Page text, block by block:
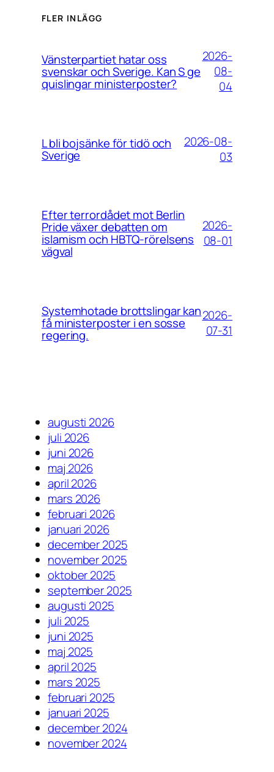
FLER INLÄGG
Vänsterpartiet hatar oss
svenskar och Sverige. Kan S ge
quislingar ministerposter?
2026-
08-
04
L bli bojsänke för tidö och
Sverige
2026-08-
03
Efter terrordådet mot Berlin
Pride växer debatten om
islamism och HBTQ-rörelsens
vägval
2026-
08-01
Systemhotade brottslingar kan
få ministerposter i en sosse
regering.
2026-
07-31
augusti 2026
juli 2026
juni 2026
maj 2026
april 2026
mars 2026
februari 2026
januari 2026
december 2025
november 2025
oktober 2025
september 2025
augusti 2025
juli 2025
juni 2025
maj 2025
april 2025
mars 2025
februari 2025
januari 2025
december 2024
november 2024